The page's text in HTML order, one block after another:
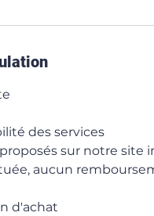
des services
proposés sur notre
aucun
d'achat